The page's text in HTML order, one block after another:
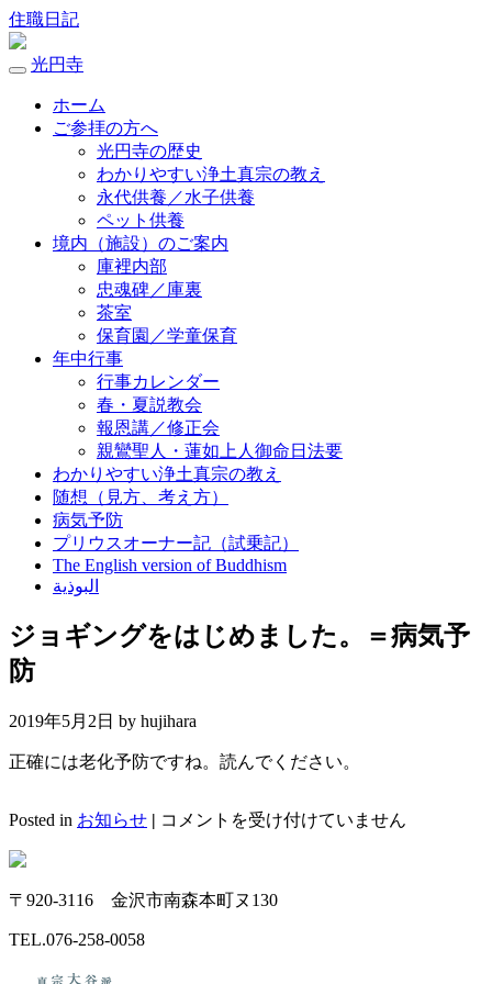
住職日記
光円寺
ホーム
ご参拝の方へ
光円寺の歴史
わかりやすい浄土真宗の教え
永代供養／水子供養
ペット供養
境内（施設）のご案内
庫裡内部
忠魂碑／庫裏
茶室
保育園／学童保育
年中行事
行事カレンダー
春・夏説教会
報恩講／修正会
親鸞聖人・蓮如上人御命日法要
わかりやすい浄土真宗の教え
随想（見方、考え方）
病気予防
プリウスオーナー記（試乗記）
The English version of Buddhism
البوذية
ジョギングをはじめました。＝病気予
防
2019年5月2日 by hujihara
正確には老化予防ですね。読んでください。
Posted in お知らせ | ジ
ン
グ
コメントを受け付けていません
〒920-3116 金沢市南森本町ヌ130
TEL.076-258-0058